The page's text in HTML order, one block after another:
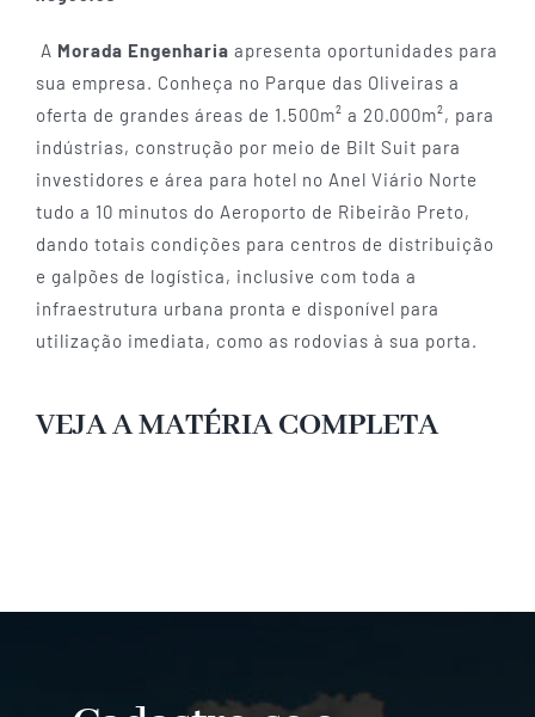
A Morada Engenharia apresenta oportunidades para
sua empresa. Conheça no Parque das Oliveiras a
oferta de grandes áreas de 1.500m² a 20.000m², para
indústrias, construção por meio de Bilt Suit para
investidores e área para hotel no Anel Viário Norte
tudo a 10 minutos do Aeroporto de Ribeirão Preto,
dando totais condições para centros de distribuição
e galpões de logística, inclusive com toda a
infraestrutura urbana pronta e disponível para
utilização imediata, como as rodovias à sua porta.
VEJA A MATÉRIA COMPLETA